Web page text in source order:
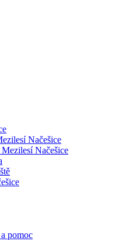
Načešice
Načešice
pomoc